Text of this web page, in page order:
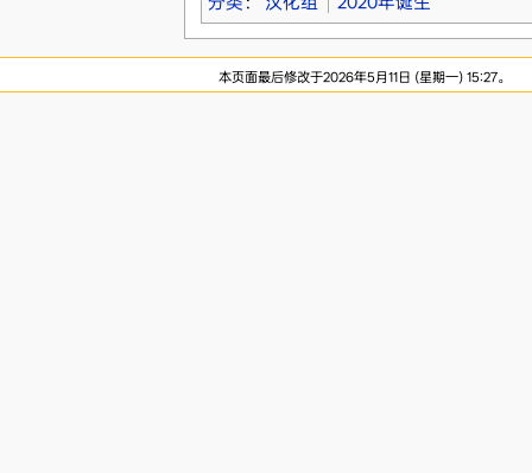
本页面最后修改于2026年5月11日 (星期一) 15:27。